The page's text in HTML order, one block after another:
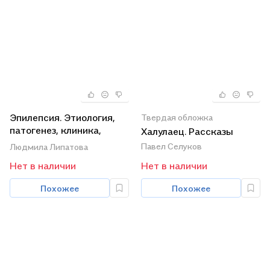
Эпилепсия. Этиология,
патогенез, клиника,
диагностика,
диагноз, принципы
терапии. Эпилептический
статус. Учебное пособие
Людмила Липатова
Нет в наличии
Похожее
Твердая обложка
Халулаец. Рассказы
Павел Селуков
Нет в наличии
Похожее